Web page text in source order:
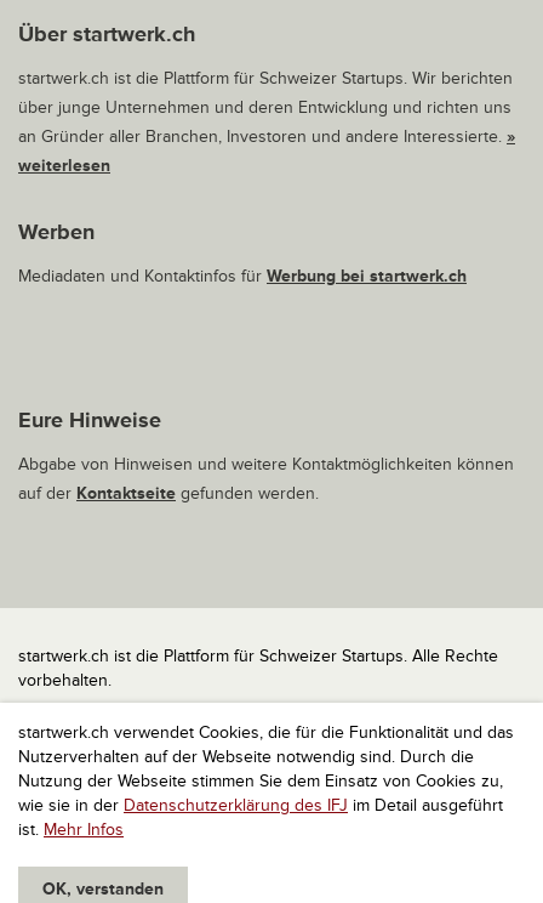
startwerk.ch verwendet Cookies, die für die Funktionalität und das
Nutzerverhalten auf der Webseite notwendig sind. Durch die
Nutzung der Webseite stimmen Sie dem Einsatz von Cookies zu,
wie sie in der Datenschutzerklärung des IFJ im Detail ausgeführt
ist. Mehr Infos
OK, verstanden
Über startwerk.ch
startwerk.ch ist die Plattform für Schweizer Startups. Wir berichten
über junge Unternehmen und deren Entwicklung und richten uns
an Gründer aller Branchen, Investoren und andere Interessierte. »
weiterlesen
Werben
Mediadaten und Kontaktinfos für Werbung bei startwerk.ch
Eure Hinweise
Abgabe von Hinweisen und weitere Kontaktmöglichkeiten können
auf der Kontaktseite gefunden werden.
startwerk.ch ist die Plattform für Schweizer Startups. Alle Rechte
vorbehalten.
Impressum
Kontakt
nach oben